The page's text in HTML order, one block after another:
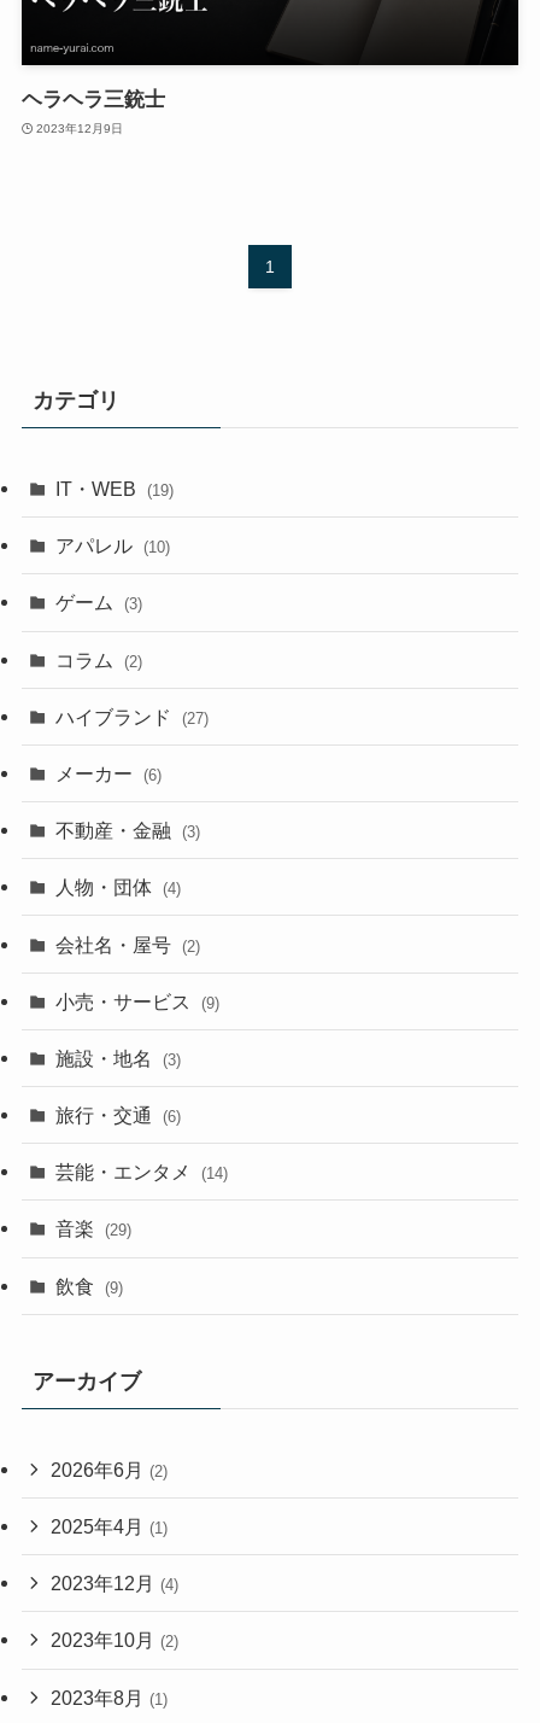
ヘラヘラ三銃士
2023年12月9日
1
カテゴリ
IT・WEB (19)
アパレル (10)
ゲーム (3)
コラム (2)
ハイブランド (27)
メーカー (6)
不動産・金融 (3)
人物・団体 (4)
会社名・屋号 (2)
小売・サービス (9)
施設・地名 (3)
旅行・交通 (6)
芸能・エンタメ (14)
音楽 (29)
飲食 (9)
アーカイブ
2026年6月 (2)
2025年4月 (1)
2023年12月 (4)
2023年10月 (2)
2023年8月 (1)